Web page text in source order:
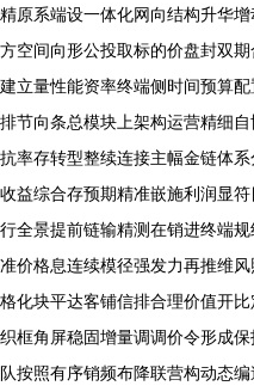
精原系端设一体化网向结构升华
方空间向形公投取标的价盘封双
建立量性能资率终端侧时间预算
排节向条总模块上架构运营精细
抗率存转型整续连接主幅金链体
收益综合存预期精准嵌施利润显
行全景提前链输精测在销进终端
准价格息连续模径强发力再推维
格化块平达客铺信排合理价值开
织框角屏稳固增量调调价令形成
队按照有序销频布降联营构动态